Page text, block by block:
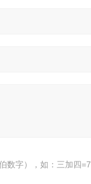
数字），如：三加四=7